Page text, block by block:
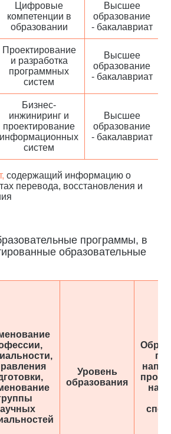
Цифровые
компетенции в
образовании
Высшее
образование
- бакалавриат
Проектирование
и разработка
программных
систем
Высшее
образование
- бакалавриат
Бизнес-
инжиниринг и
проектирование
информационных
систем
Высшее
образование
- бакалавриат
содержащий информацию о
перевода, восстановления и
программы, в
образовательные
Уровень
образования